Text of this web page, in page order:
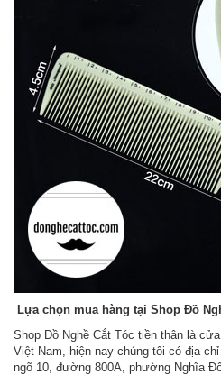
Lựa chọn mua hàng tại Shop Đồ
Shop Đồ Nghề Cắt Tóc tiền thân là
Việt Nam, hiện nay chúng tôi có địa
ngõ 10, đường 800A, phường Nghĩa